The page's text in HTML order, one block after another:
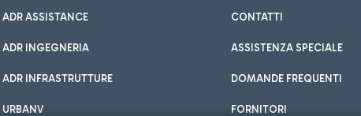
ADR ASSISTANCE
ADR INGEGNERIA
ADR INFRASTRUTTURE
URBANV
CONTATTI
ASSISTENZA SPECIALE
DOMANDE FREQUENTI
FORNITORI